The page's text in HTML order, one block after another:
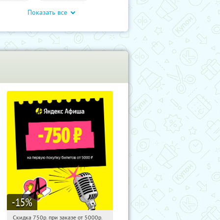
Показать все
-15%
Скидка 750р. при заказе от 5000р.